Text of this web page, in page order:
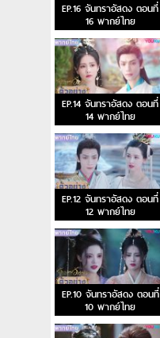
EP.16 จันทราอัสดง ตอนที่
16 พากย์ไทย
EP.14 จันทราอัสดง ตอนที่
14 พากย์ไทย
EP.12 จันทราอัสดง ตอนที่
12 พากย์ไทย
EP.10 จันทราอัสดง ตอนที่
10 พากย์ไทย